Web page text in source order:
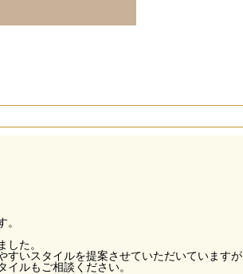
。
した。
すいスタイルを提案させていただいていますが
イルもご相談ください。